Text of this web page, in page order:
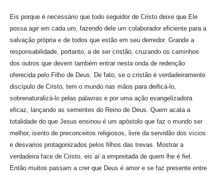
Eis porque é necessário que todo seguidor de Cristo deixe que Ele
possa agir em cada um, fazendo dele um colaborador eficiente para a
salvação própria e de todos que estão em seu derredor. Grande a
responsabilidade, portanto, a de ser cristão, cruzando os caminhos
dos outros que devem também entrar nesta onda de redenção
oferecida pelo Filho de Deus. De fato, se o cristão é verdadeiramente
discípulo de Cristo, tem o mundo nas mãos para deificá-lo,
sobrenaturalizá-lo pelas palavras e por uma ação evangelizadora
eficaz, lançando as sementes do Reino de Deus. Quem acata a
totalidade do que Jesus ensinou é um apóstolo que faz o mundo ser
melhor, isento de preconceitos religiosos, livre da servidão dos vícios
e desvarios protagonizados pelos filhos das trevas. Mostrar a
verdadeira face de Cristo, eis aí a empreitada de quem lhe é fiel.
Então muitos passam a crer que Deus é amor e se faz presente entre